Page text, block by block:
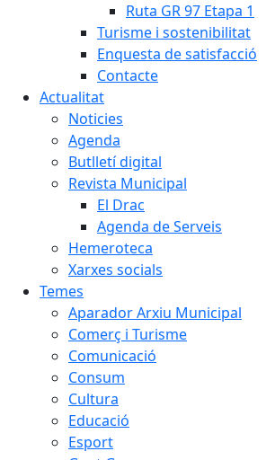
Ruta GR 97 Etapa 1
Turisme i sostenibilitat
Enquesta de satisfacció
Contacte
Actualitat
Noticies
Agenda
Butlletí digital
Revista Municipal
El Drac
Agenda de Serveis
Hemeroteca
Xarxes socials
Temes
Aparador Arxiu Municipal
Comerç i Turisme
Comunicació
Consum
Cultura
Educació
Esport